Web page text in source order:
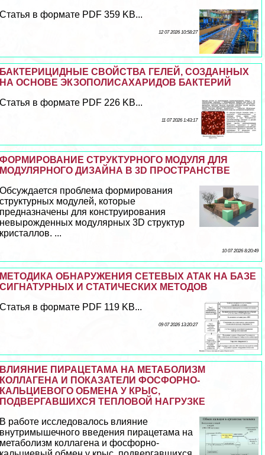
Статья в формате PDF 359 KB...
12 07 2026 10:58:27
БАКТЕРИЦИДНЫЕ СВОЙСТВА ГЕЛЕЙ, СОЗДАННЫХ
НА ОСНОВЕ ЭКЗОПОЛИСАХАРИДОВ БАКТЕРИЙ
Статья в формате PDF 226 KB...
11 07 2026 1:43:17
ФОРМИРОВАНИЕ СТРУКТУРНОГО МОДУЛЯ ДЛЯ
МОДУЛЯРНОГО ДИЗАЙНА В 3D ПРОСТРАНСТВЕ
Обсуждается проблема формирования
структурных модулей, которые
предназначены для конструирования
невырожденных модулярных 3D структур
кристаллов. ...
10 07 2026 8:20:49
МЕТОДИКА ОБНАРУЖЕНИЯ СЕТЕВЫХ АТАК НА БАЗЕ
СИГНАТУРНЫХ И СТАТИЧЕСКИХ МЕТОДОВ
Статья в формате PDF 119 KB...
09 07 2026 13:20:27
ВЛИЯНИЕ ПИРАЦЕТАМА НА МЕТАБОЛИЗМ
КОЛЛАГЕНА И ПОКАЗАТЕЛИ ФОСФОРНО-
КАЛЬЦИЕВОГО ОБМЕНА У КРЫС,
ПОДВЕРГАВШИХСЯ ТЕПЛОВОЙ НАГРУЗКЕ
В работе исследовалось влияние
внутримышечного введения пирацетама на
метаболизм коллагена и фосфорно-